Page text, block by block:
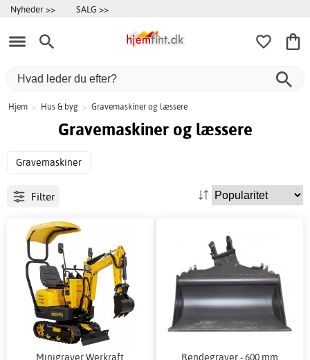
Nyheder >> SALG >>
Hjem > Hus & byg > Gravemaskiner og læssere
Gravemaskiner og læssere
Gravemaskiner
Filter
Minigraver Werkraft Rendegraver - 600 mm